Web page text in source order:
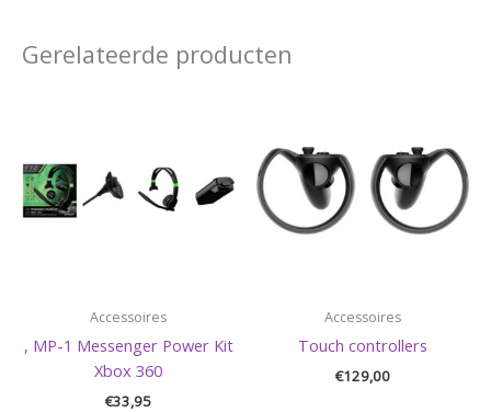
Gerelateerde producten
Accessoires
, MP-1 Messenger Power Kit
Xbox 360
€33,95
Accessoires
Touch controllers
€129,00